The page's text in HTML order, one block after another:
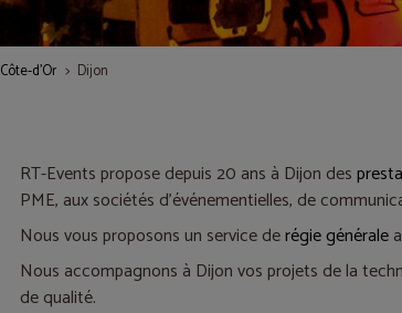
Côte-d'Or Dijon
RT-Events propose depuis 20 ans à Dijon des
PME, aux sociétés d'événementielles, de
Nous vous proposons un service derégie générale
Nous accompagnons à Dijon vos projets de la
de qualité.